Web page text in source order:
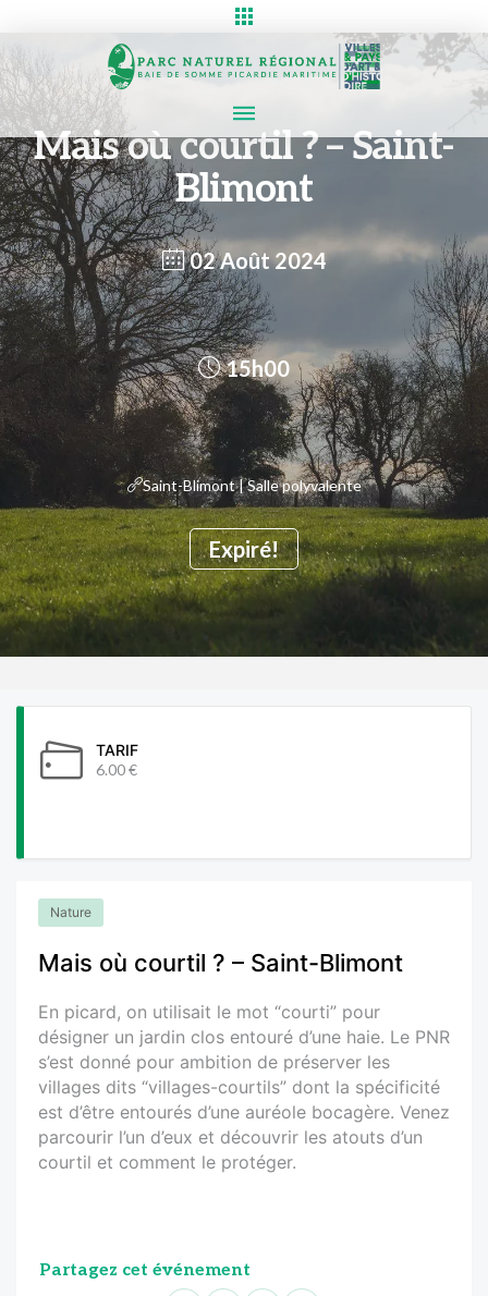
Mais où courtil ? – Saint-
Blimont
02 Août 2024
Expiré!
15h00
Saint-Blimont | Salle polyvalente
TARIF
6.00 €
Nature
Mais où courtil ? – Saint-Blimont
En picard, on utilisait le mot “courti” pour
désigner un jardin clos entouré d’une haie. Le PNR
s’est donné pour ambition de préserver les
villages dits “villages-courtils” dont la spécificité
est d’être entourés d’une auréole bocagère. Venez
parcourir l’un d’eux et découvrir les atouts d’un
courtil et comment le protéger.
Partagez cet événement